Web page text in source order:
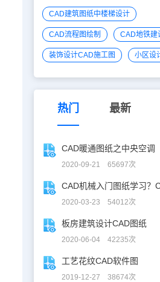
CAD建筑图纸中楼梯设计
CAD流程图绘制 CAD地铁建
装饰设计CAD施工图 小区设
热门 最新
CAD暖通图纸之中央空调
2020-09-21 65697次
2020-03-23 54012次
板房建筑设计CAD图纸
2020-06-04 42235次
工艺花纹CAD软件图
2019-12-27 38674次